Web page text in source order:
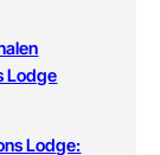
Lodge
Lodge: